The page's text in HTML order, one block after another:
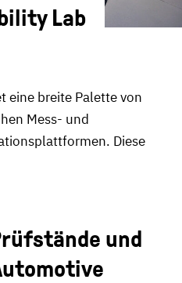
Lab
eine breite Palette von
Mess- und
Diese
und